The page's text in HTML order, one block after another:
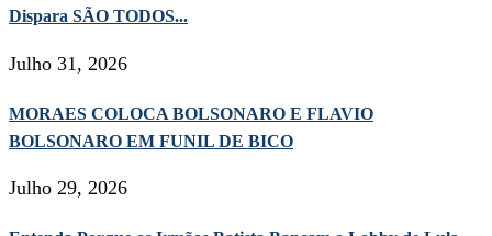
Dispara SÃO TODOS...
Julho 31, 2026
MORAES COLOCA BOLSONARO E FLAVIO
BOLSONARO EM FUNIL DE BICO
Julho 29, 2026